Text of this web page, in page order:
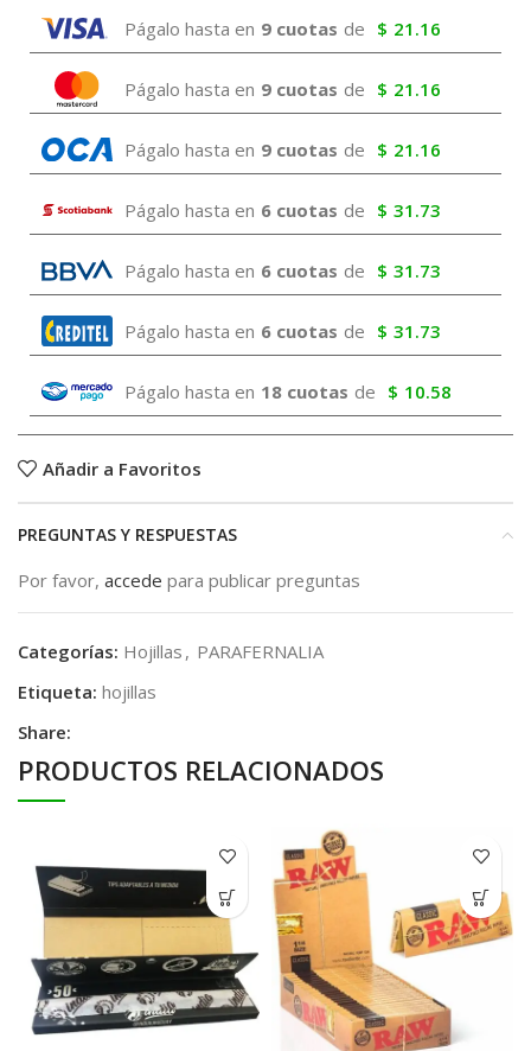
Págalo hasta en 9 cuotas de $ 21.16
Págalo hasta en 9 cuotas de $ 21.16
Págalo hasta en 9 cuotas de $ 21.16
Págalo hasta en 6 cuotas de $ 31.73
Págalo hasta en 6 cuotas de $ 31.73
Págalo hasta en 6 cuotas de $ 31.73
Págalo hasta en 18 cuotas de $ 10.58
Añadir a Favoritos
PREGUNTAS Y RESPUESTAS
Por favor, accede para publicar preguntas
Categorías: Hojillas , PARAFERNALIA
Etiqueta: hojillas
Share:
PRODUCTOS RELACIONADOS